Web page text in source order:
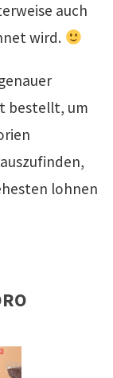
auch
wird.
bestellt, um
lohnen